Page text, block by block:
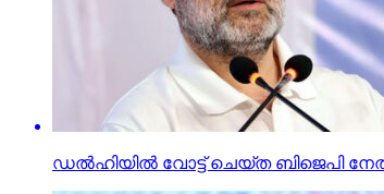
ഡല്‍ഹിയില്‍ വോട്ട് ചെയ്ത ബിജെപി